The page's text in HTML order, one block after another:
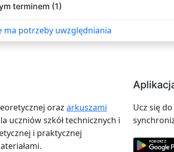
terminem (1)
ma potrzeby uwzględniania
oraz arkuszami
uczniów szkół technicznych i
i praktycznej
Ucz się